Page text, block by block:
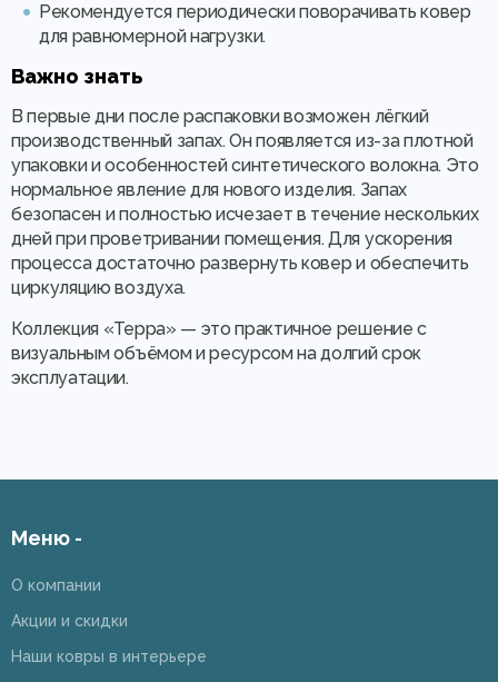
Рекомендуется периодически поворачивать ковер
для равномерной нагрузки.
Важно знать
В первые дни после распаковки возможен лёгкий
производственный запах. Он появляется из-за плотной
упаковки и особенностей синтетического волокна. Это
нормальное явление для нового изделия. Запах
безопасен и полностью исчезает в течение нескольких
дней при проветривании помещения. Для ускорения
процесса достаточно развернуть ковер и обеспечить
циркуляцию воздуха.
Коллекция «Терра» — это практичное решение с
визуальным объёмом и ресурсом на долгий срок
эксплуатации.
Меню -
О компании
Акции и скидки
Наши ковры в интерьере